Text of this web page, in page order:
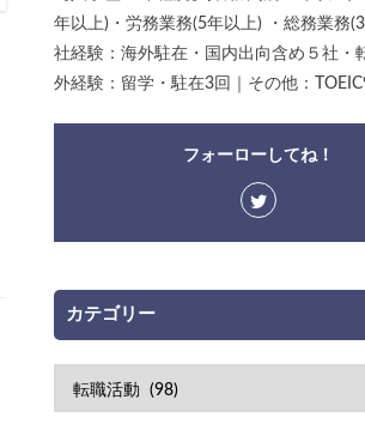
年以上)・労務業務(5年以上) ・総務業務
社経験：海外駐在・国内出向含め５社・
外経験：留学・駐在3回｜その他：
フォーローしてね！
カテゴリー